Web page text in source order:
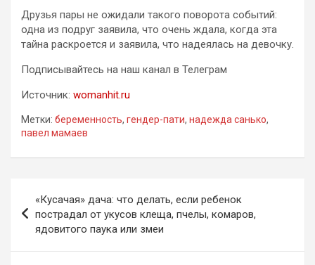
Друзья пары не ожидали такого поворота событий:
одна из подруг заявила, что очень ждала, когда эта
тайна раскроется и заявила, что надеялась на девочку.
Подписывайтесь на наш канал в Телеграм
Источник: womanhit.ru
Метки: беременность, гендер-пати, надежда санько,
павел мамаев
по
записям
«Кусачая» дача: что делать, если ребенок
пострадал от укусов клеща, пчелы, комаров,
ядовитого паука или змеи